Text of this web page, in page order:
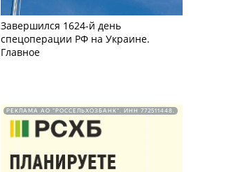
Завершился 1624-й день
спецоперации РФ на Украине.
Главное
РЕКЛАМА АО "РОССЕЛЬХОЗБАНК". ИНН 772511448.